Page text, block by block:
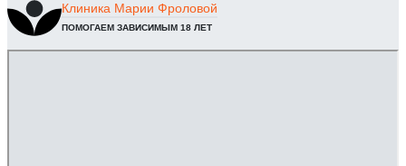
Клиника Марии Фроловой
ПОМОГАЕМ ЗАВИСИМЫМ 18 ЛЕТ